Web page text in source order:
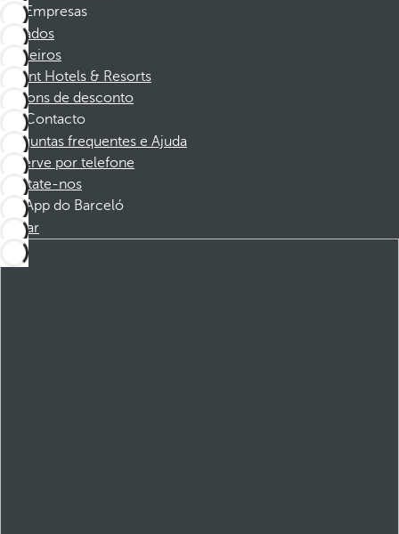
Empresas
Afiliados
Parceiros
Dorint Hotels & Resorts
Cupons de desconto
Contacto
Perguntas frequentes e Ajuda
Reserve por telefone
Contate-nos
App do Barceló
Baixar